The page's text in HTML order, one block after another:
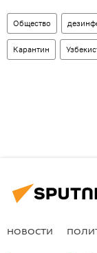
Общество
Карантин
НОВОСТИ